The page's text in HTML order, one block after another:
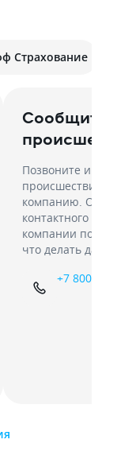
Страхование
Сообщите
Позвоните и
происшествии в
компанию.
контактного
компании
что делать
+7 800 333